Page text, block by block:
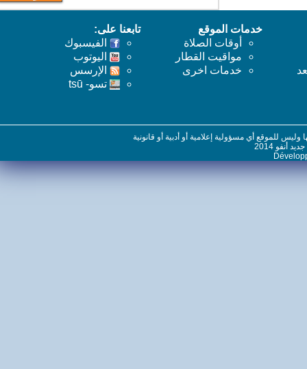
خدمات الموقع
أوقات الصلاة
مواقيت القطار
خدمات اخرى
تابعنا على:
الفيسبوك
اليوتوب
اﻹرسس
تسو- tsū
للموقع أي مسؤولية إعلامية أو أدبية أو قانونية
2014